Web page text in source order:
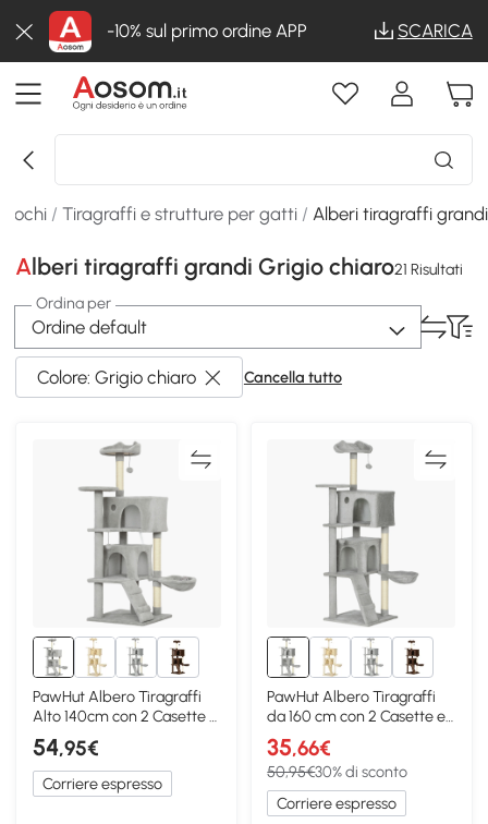
-10% sul primo ordine APP SCARICA
/Tiragraffi e strutture per gatti /Alberi tiragraffi grandi
Alberi tiragraffi grandi Grigio chiaro21 Risultati
Ordina per
Ordine default
Colore: Grigio chiaro Cancella tutto
6+
PawHut Albero Tiragraffi
Alto 140cm con 2 Casette e
Amaca
54,95€
Corriere espresso
6+
PawHut Albero Tiragraffi
da 160 cm con 2 Casette e
Amaca
35,66€
50,95€30% di sconto
Corriere espresso